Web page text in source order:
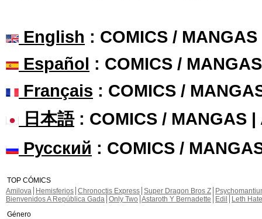
English : COMICS /
Español : COMICS /
Français : COMICS /
日本語: COMICS / MANGAS |
Русский : COMICS /
TOP CÓMICS
Amilova
Hemisferios Chronoctis Express Super Dragon Bros Z
Bienvenidos A República Gada Only Two Astaroth Y Bernadette Edil
Leth Hate
Género